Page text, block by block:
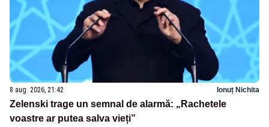
8 aug. 2026, 21:42 Ionuț Nichita
Zelenski trage un semnal de alarmă: „Rachetele
voastre ar putea salva vieți”